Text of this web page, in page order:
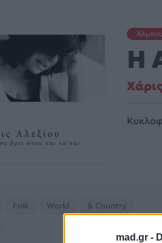
mad.gr -
Η
Folk World & Country